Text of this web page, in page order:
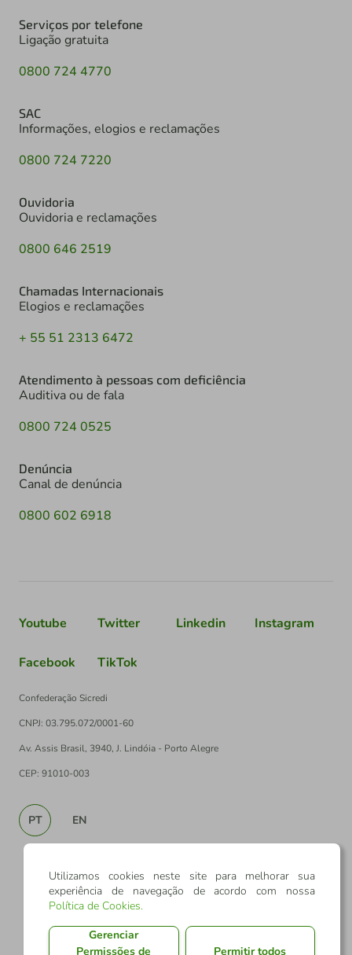
Serviços por telefone
Ligação gratuita
0800 724 4770
SAC
Informações, elogios e reclamações
0800 724 7220
Ouvidoria
Ouvidoria e reclamações
0800 646 2519
Chamadas Internacionais
Elogios e reclamações
+ 55 51 2313 6472
Atendimento à pessoas com deficiência
Auditiva ou de fala
0800 724 0525
Denúncia
Canal de denúncia
0800 602 6918
Youtube Twitter Linkedin Instagram
Facebook TikTok
Confederação Sicredi
CNPJ: 03.795.072/0001-60
Av. Assis Brasil, 3940, J. Lindóia - Porto Alegre
CEP: 91010-003
PT EN
Utilizamos cookies neste site para melhorar sua
experiência de navegação de acordo com nossa
Política de Cookies.
Gerenciar
Permissões de
Permitir todos